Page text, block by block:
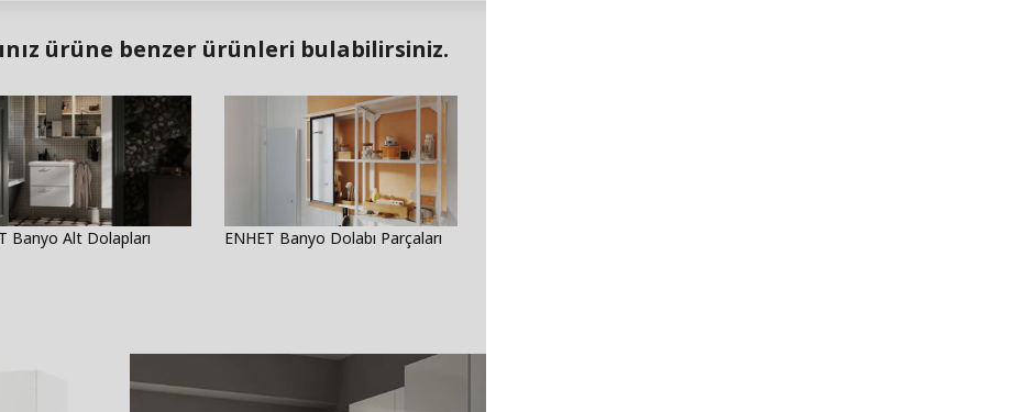
ürüne benzer ürünleri bulabilirsiniz.
Banyo Alt Dolapları ENHET Banyo Dolabı Parçaları